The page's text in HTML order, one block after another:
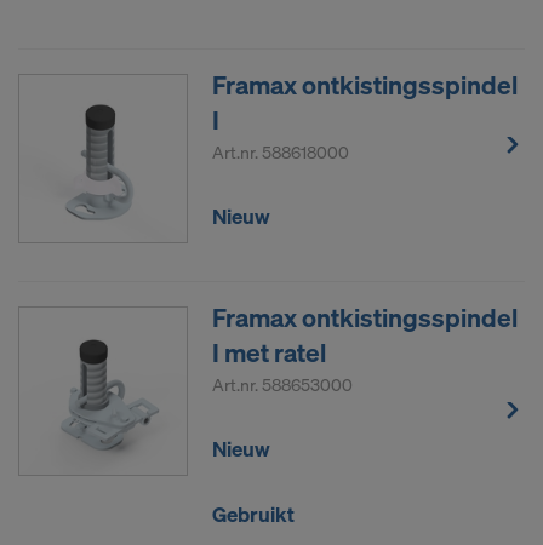
Framax ontkistingsspindel
I
Art.nr. 588618000
Nieuw
Framax ontkistingsspindel
I met ratel
Art.nr. 588653000
Nieuw
Gebruikt